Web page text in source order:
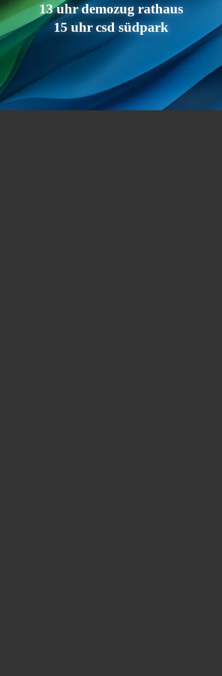
13 uhr demozug rathaus
15 uhr csd südpark